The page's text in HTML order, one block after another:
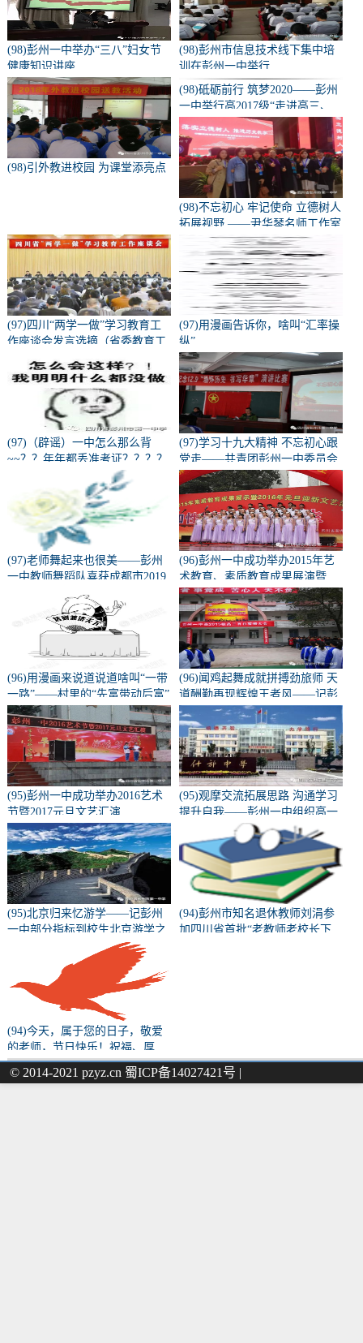
(98)彭州一中举办“三八”妇女节
健康知识讲座
(98)彭州市信息技术线下集中培
训在彭州一中举行
(98)引外教进校园 为课堂添亮点
(98)砥砺前行 筑梦2020——彭州
一中举行高2017级“走进高三、
亮剑零诊”誓师大会
(98)不忘初心 牢记使命 立德树人
拓展视野 ——尹华琴名师工作室
部分成员参加中国教育年会
(97)四川“两学一做”学习教育工
作座谈会发言选摘（省委教育工
(97)用漫画告诉你，啥叫“汇率操
纵”
(97)（辟谣）一中怎么那么背
~~？？年年都丢准考证？？？？
(97)学习十九大精神 不忘初心跟
党走——共青团彭州一中委员会
学习十九大精神宣讲会
(97)老师舞起来也很美——彭州
一中教师舞蹈队喜获成都市2019
校园啦啦操、健美操总决赛校园
组--教师组一等奖
(96)彭州一中成功举办2015年艺
术教育、素质教育成果展演暨
2016元旦迎新活动
(96)用漫画来说道说道啥叫“一带
一路”——村里的“先富带动后富”
(96)闻鸡起舞成就拼搏劲旅师 天
道酬勤再现辉煌王者风——记彭
州一中隆重召开高2015级高三百
日誓师动员大会
(95)彭州一中成功举办2016艺术
节暨2017元旦文艺汇演
(95)观摩交流拓展思路 沟通学习
提升自我——彭州一中组织高一
高二教师外出教研学习
(95)北京归来忆游学——记彭州
一中部分指标到校生北京游学之
(94)彭州市知名退休教师刘涓参
加四川省首批“老教师老校长下
(94)今天，属于您的日子，敬爱
的老师，节日快乐！祝福、厚
望、初心、使命……都请您收
下！（原文转载）
© 2014-2021 pzyz.cn 蜀ICP备14027421号 |